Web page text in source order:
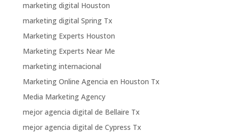
marketing digital Houston
marketing digital Spring Tx
Marketing Experts Houston
Marketing Experts Near Me
marketing internacional
Marketing Online Agencia en Houston Tx
Media Marketing Agency
mejor agencia digital de Bellaire Tx
mejor agencia digital de Cypress Tx